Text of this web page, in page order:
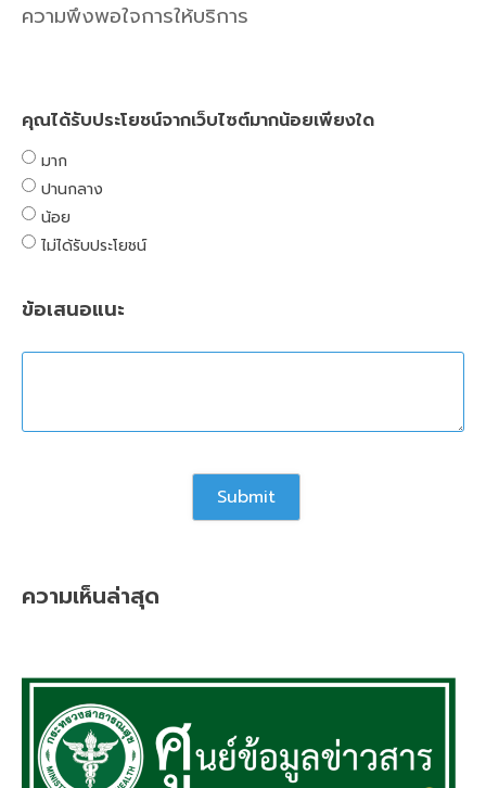
ความพึงพอใจการให้บริการ
คุณได้รับประโยชน์จากเว็บไซต์มากน้อยเพียงใด
มาก
ปานกลาง
น้อย
ไม่ได้รับประโยชน์
ข้อเสนอแนะ
ความเห็นล่าสุด